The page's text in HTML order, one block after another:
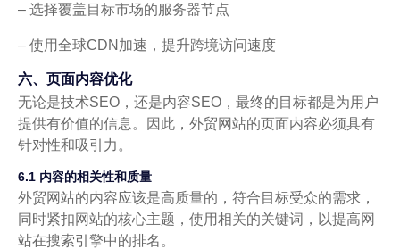
– 选择覆盖目标市场的服务器节点
– 使用全球CDN加速，提升跨境访问速度
六、页面内容优化
无论是技术SEO，还是内容SEO，最终的目标都是为用户
提供有价值的信息。因此，外贸网站的页面内容必须具有
针对性和吸引力。
6.1 内容的相关性和质量
外贸网站的内容应该是高质量的，符合目标受众的需求，
同时紧扣网站的核心主题，使用相关的关键词，以提高网
站在搜索引擎中的排名。